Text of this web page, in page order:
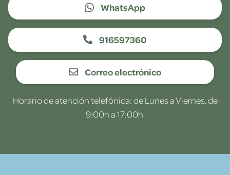
WhatsApp
916597360
Correo electrónico
Horario de atención telefónica: de Lunes a Viernes, de
9:00h a 17:00h.